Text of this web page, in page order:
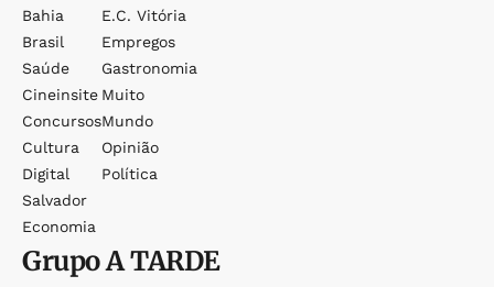
Bahia
Brasil
Saúde
Cineinsite
Concursos
Cultura
Digital
Salvador
Economia
E.c. Vitória
Empregos
Gastronomia
Muito
Mundo
Opinião
Política
GrupoA TARDE